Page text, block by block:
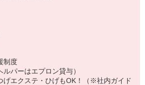
制度
パーはエプロン貸与）
エクステ・ひげもOK！（※社内ガイド